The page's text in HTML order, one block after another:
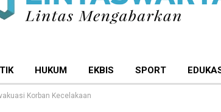
HUKUM EKBIS SPORT
Korban Kecelakaan